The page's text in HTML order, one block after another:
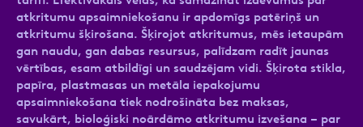
atkritumu apsaimniekošanu ir apdomīgs patēriņš un
atkritumu šķirošana. Šķirojot atkritumus, mēs ietaupām
gan naudu, gan dabas resursus, palīdzam radīt jaunas
vērtības, esam atbildīgi un saudzējam vidi. Šķirota stikla,
papīra, plastmasas un metāla iepakojumu
apsaimniekošana tiek nodrošināta bez maksas,
savukārt, bioloģiski noārdāmo atkritumu izvešana – par